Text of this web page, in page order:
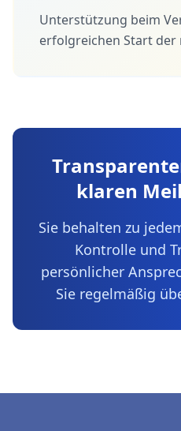
Unterstützung beim
erfolgreichen Start
klaren
Sie behalten zu
Kontrolle und
persönlicher
Sie regelmäßig